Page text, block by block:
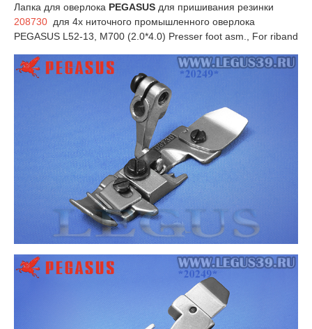
Лапка для оверлока PEGASUS для пришивания резинки
208730 для 4х ниточного промышленного оверлока
PEGASUS L52-13, M700 (2.0*4.0) Presser foot asm., For riband